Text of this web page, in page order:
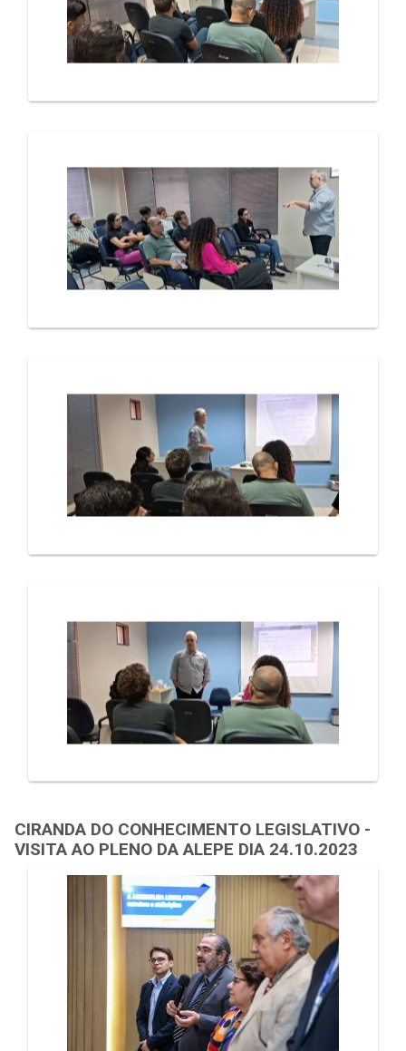
CIRANDA DO CONHECIMENTO LEGISLATIVO -
VISITA AO PLENO DA ALEPE DIA 24.10.2023
Galeria de Mídias